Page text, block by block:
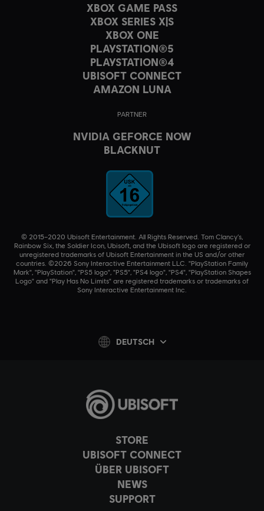
STORE
UBISOFT CONNECT
ÜBER UBISOFT
NEWS
SUPPORT
XBOX GAME PASS
XBOX SERIES X|S
XBOX ONE
PLAYSTATION®5
PLAYSTATION®4
UBISOFT CONNECT
AMAZON LUNA
PARTNER
NVIDIA GEFORCE NOW
BLACKNUT
© 2015–2020 Ubisoft Entertainment. All Rights Reserved. Tom Clancy’s,
Rainbow Six, the Soldier Icon, Ubisoft, and the Ubisoft logo are registered or
unregistered trademarks of Ubisoft Entertainment in the US and/or other
countries. ©2026 Sony Interactive Entertainment LLC. "PlayStation Family
Mark", "PlayStation", "PS5 logo", "PS5", "PS4 logo", "PS4", "PlayStation Shapes
Logo" and "Play Has No Limits" are registered trademarks or trademarks of
Sony Interactive Entertainment Inc.
DEUTSCH